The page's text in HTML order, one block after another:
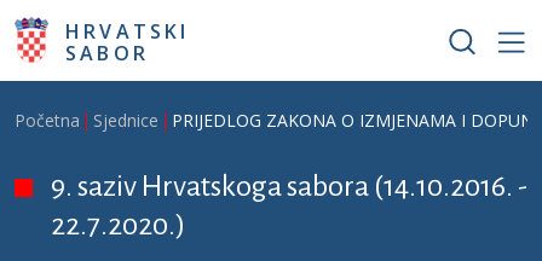
Skoči na glavni sadržaj
HRVATSKI
SABOR
Breadcrumb
Početna Sjednice PRIJEDLOG ZAKONA O IZMJENAMA I
9. saziv Hrvatskoga sabora (14.10.2016. -
22.7.2020.)